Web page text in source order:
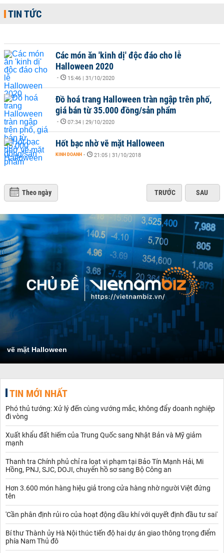
TIN TỨC
Các món ăn 'kinh dị' độc đáo cho lễ
Halloween 2020
- 15:46 | 31/10/2020
Đồ hoá trang Halloween tràn ngập trên phố,
giá bán từ 35.000 đồng/sản phẩm
- 07:34 | 29/10/2020
Hốt bạc nhờ vẽ mặt Halloween
KINH DOANH - 21:05 | 31/10/2018
Theo ngày TRƯỚC SAU
vẽ mặt Halloween
TIN MỚI NHẤT
Phó thủ tướng: Xử lý đến cùng vướng mắc, không đẩy doanh nghiệp
đi vòng
Xuất khẩu đất hiếm của Trung Quốc sang Nhật Bản và Mỹ giảm
mạnh
Thanh tra Chính phủ chỉ ra loạt vi phạm tại Bảo Tín Mạnh Hải, Mi
Hồng, PNJ, SJC, DOJI, chuyển hồ sơ sang Bộ Công an
Hơn 3.600 món hàng hiệu giả trong cửa hàng nhờ người Việt đứng
tên
'Cần phân định rủi ro của hoạt động dầu khí với quyết định đầu tư sai'
Bí thư Thành ủy Hà Nội thúc tiến độ hai dự án giao thông trọng điểm
phía Nam Thủ đô